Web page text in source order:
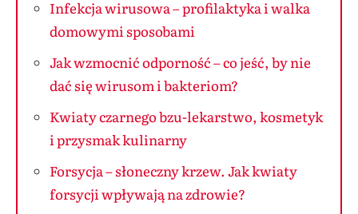
Infekcja wirusowa – profilaktyka i walka
domowymi sposobami
Jak wzmocnić odporność – co jeść, by nie
dać się wirusom i bakteriom?
Kwiaty czarnego bzu-lekarstwo, kosmetyk
i przysmak kulinarny
Forsycja – słoneczny krzew. Jak kwiaty
forsycji wpływają na zdrowie?